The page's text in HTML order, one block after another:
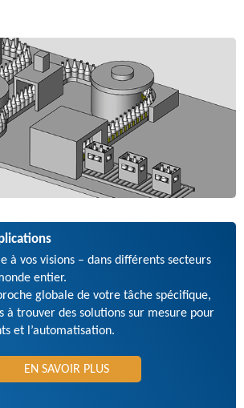
à vos visions – dans différents secteurs
entier.
globale de votre tâche spécifique,
à trouver des solutions sur mesure pour
et l’automatisation.
EN SAVOIR PLUS